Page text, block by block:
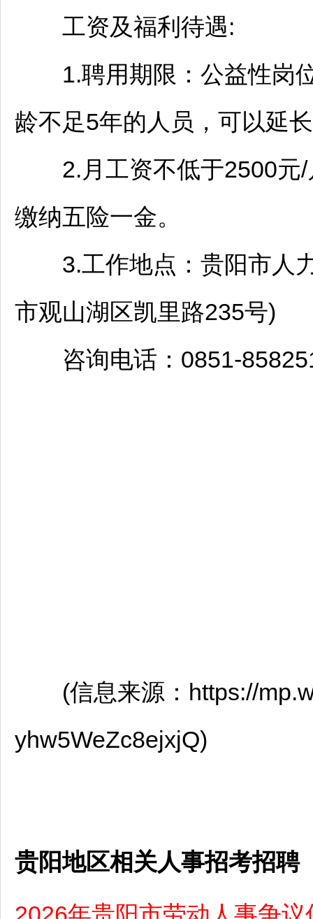
工资及福利待遇:
1.聘用期限：公益性岗位
龄不足5年的人员，可以延
2.月工资不低于2500元/
缴纳五险一金。
3.工作地点： 贵阳市人
市观山湖区凯里路235号)
咨询电话：0851-
(信息来源：https://
yhw5WeZc8ejxjQ)
贵阳地区相关人事招考招聘